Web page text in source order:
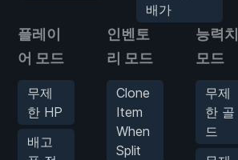
배가
플레이
어 모드
무제
한 HP
배고
인벤토
리 모드
Clone
Item
When
Split
능력치
모드
무제
한 골
드